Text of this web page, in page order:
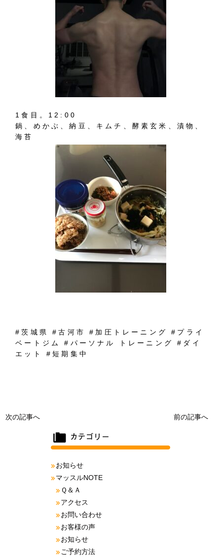
1食目。 12:00
鍋、めかぶ、納豆、キムチ、酵素玄米、漬物、
海苔
#茨城県 #古河市 # 加圧トレーニング # プライ
ベートジム
# パーソナル トレーニング # ダイ
エット
#短期集中
次の記事へ 前の記事へ
お知らせ
マッスルNOTE
Ｑ＆Ａ
アクセス
お問い合わせ
お客様の声
お知らせ
ご予約方法